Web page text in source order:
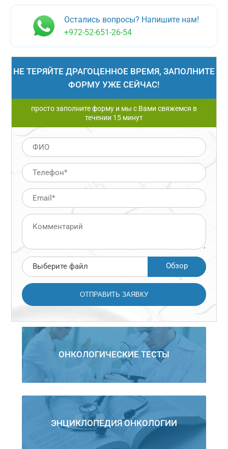
Остались вопросы? Напишите нам!
+972-52-651-26-54
НЕ ТЕРЯЙТЕ ДРАГОЦЕННОЕ ВРЕМЯ, ЗАПОЛНИТЕ
ФОРМУ УЖЕ СЕЙЧАС!
просто заполните форму и мы с Вами свяжемся в
течении 15 минут
Выберите файл Обзор
ОНКОЛОГИЧЕСКИЕ ТЕСТЫ
ЭНЦИКЛОПЕДИЯ ОНКОЛОГИИ